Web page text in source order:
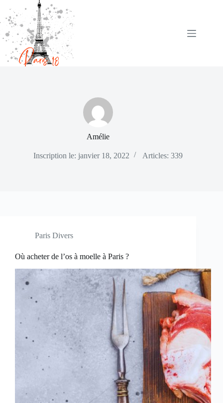
contenu
Amélie
Inscription le: janvier 18, 2022 Articles: 339
Paris Divers
Où acheter de l’os à moelle à Paris ?